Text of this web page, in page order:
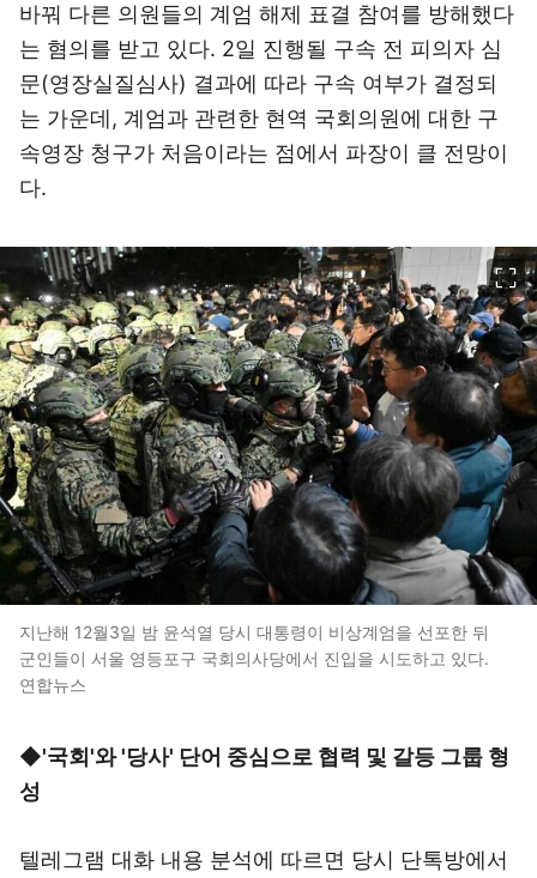
바꿔 다른 의원들의 계엄 해제 표결 참여를 방해했다
는 혐의를 받고 있다. 2일 진행될 구속 전 피의자 심
문(영장실질심사) 결과에 따라 구속 여부가 결정되
는 가운데, 계엄과 관련한 현역 국회의원에 대한 구
속영장 청구가 처음이라는 점에서 파장이 클 전망이
다.
지난해 12월3일 밤 윤석열 당시 대통령이 비상계엄을 선포한 뒤
군인들이 서울 영등포구 국회의사당에서 진입을 시도하고 있다.
연합뉴스
◆'국회'와 '당사' 단어 중심으로 협력 및 갈등 그룹 형
성
텔레그램 대화 내용 분석에 따르면 당시 단톡방에서